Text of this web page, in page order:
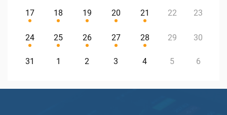
17 18 19 20 21 22 23
24 25 26 27 28 29 30
31 1 2 3 4 5 6